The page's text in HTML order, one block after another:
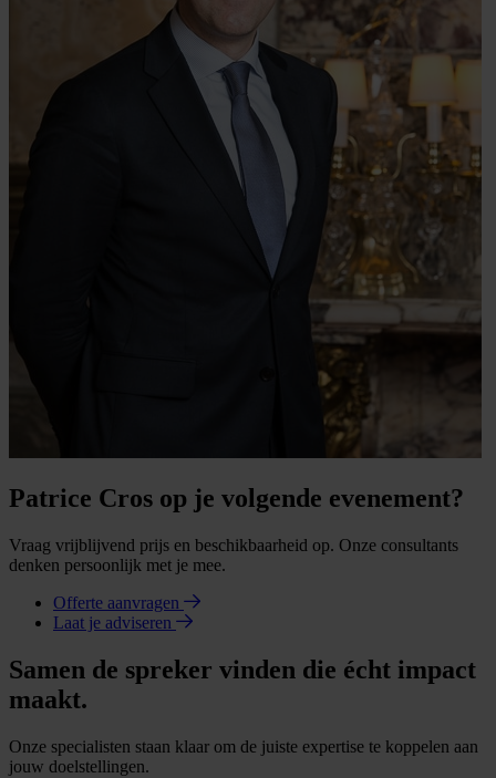
Patrice Cros op je volgende evenement?
Vraag vrijblijvend prijs en beschikbaarheid op. Onze consultants
denken persoonlijk met je mee.
Offerte aanvragen
Laat je adviseren
Samen de spreker vinden die écht impact
maakt.
Onze specialisten staan klaar om de juiste expertise te koppelen aan
jouw doelstellingen.